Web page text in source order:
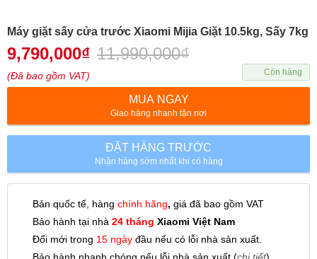
Máy giặt sấy cửa trước Xiaomi Mijia Giặt 10.5kg, Sấy 7kg
9,790,000₫ 11,990,000₫
(Đã bao gồm VAT) Còn hàng
MUA NGAY
Giao hàng nhanh tận nơi
ĐẶT HÀNG TRƯỚC
Nhận hàng sớm nhất khi có hàng
Bản quốc tế, hàng chính hãng, giá đã bao gồm VAT
Bảo hành tại nhà 24 tháng Xiaomi Việt Nam
Đổi mới trong 15 ngày đầu nếu có lỗi nhà sản xuất.
Bảo hành nhanh chóng nếu lỗi nhà sản xuất (chi tiết).